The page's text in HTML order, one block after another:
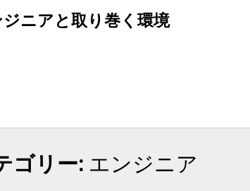
ニアと取り巻く環境
ゴリー: エンジニア